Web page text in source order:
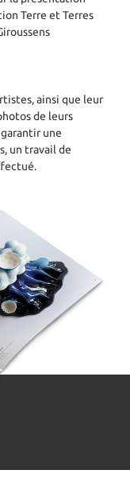
Terre et Terres
ainsi que leur
de leurs
une
un travail de